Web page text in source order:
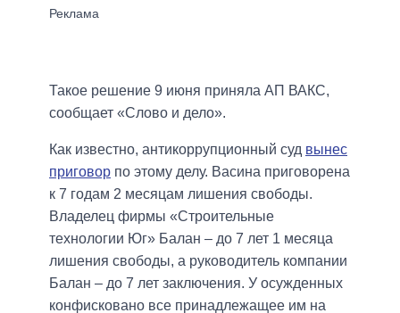
Такое решение 9 июня приняла АП ВАКС,
сообщает «Слово и дело».
Как известно, антикоррупционный суд вынес
приговор по этому делу. Васина приговорена
к 7 годам 2 месяцам лишения свободы.
Владелец фирмы «Строительные
технологии Юг» Балан – до 7 лет 1 месяца
лишения свободы, а руководитель компании
Балан – до 7 лет заключения. У осужденных
конфисковано все принадлежащее им на